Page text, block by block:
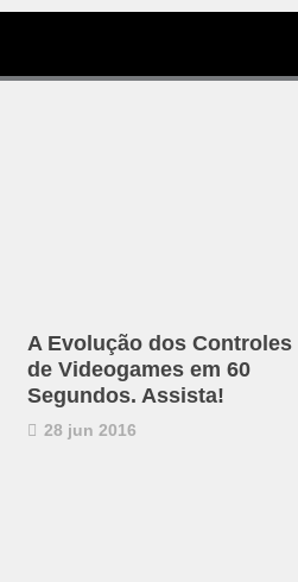
A Evolução dos Controles
de Videogames em 60
Segundos. Assista!
28 jun 2016